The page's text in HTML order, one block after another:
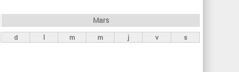
r
c
Mars
d l m m j v s